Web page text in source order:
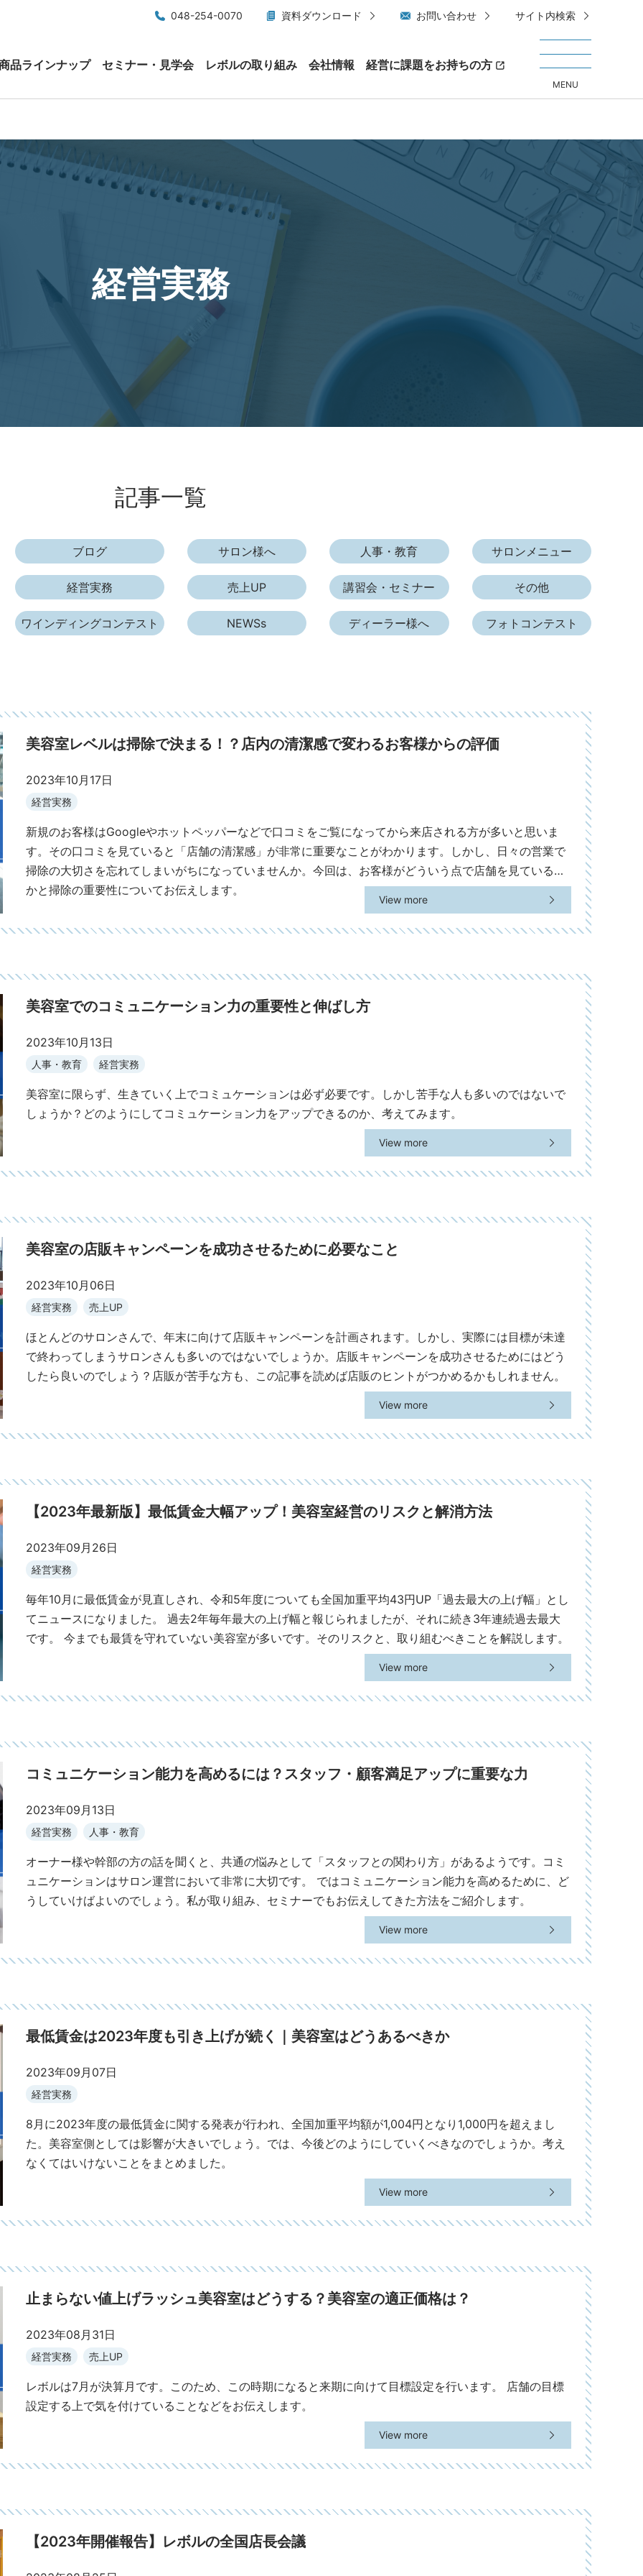
048-254-0070 資料ダウンロード お問い合わせ サイト内検索
品ラインナップ セミナー・見学会 レボルの取り組み 会社情報 経営に課題をお持ちの方
MENU
経営実務
記事一覧
ブログ サロン様へ 人事・教育 サロンメニュー
経営実務 売上UP 講習会・セミナー その他
ワインディングコンテスト NEWSs ディーラー様へ フォトコンテスト
美容室レベルは掃除で決まる！？店内の清潔感で変わるお客様からの評価
2023年10月17日
経営実務
新規のお客様はGoogleやホットペッパーなどで口コミをご覧になってから来店される方が多いと思いま
す。その口コミを見ていると「店舗の清潔感」が非常に重要なことがわかります。しかし、日々の営業で
掃除の大切さを忘れてしまいがちになっていませんか。今回は、お客様がどういう点で店舗を見ているの
かと掃除の重要性についてお伝えします。
View more
美容室でのコミュニケーション力の重要性と伸ばし方
2023年10月13日
人事・教育 経営実務
美容室に限らず、生きていく上でコミュケーションは必ず必要です。しかし苦手な人も多いのではないで
しょうか？どのようにしてコミュケーション力をアップできるのか、考えてみます。
View more
美容室の店販キャンペーンを成功させるために必要なこと
2023年10月06日
経営実務 売上UP
ほとんどのサロンさんで、年末に向けて店販キャンペーンを計画されます。しかし、実際には目標が未達
で終わってしまうサロンさんも多いのではないでしょうか。店販キャンペーンを成功させるためにはどう
したら良いのでしょう？店販が苦手な方も、この記事を読めば店販のヒントがつかめるかもしれません。
View more
【2023年最新版】最低賃金大幅アップ！美容室経営のリスクと解消方法
2023年09月26日
経営実務
毎年10月に最低賃金が見直しされ、令和5年度についても全国加重平均43円UP「過去最大の上げ幅」とし
てニュースになりました。 過去2年毎年最大の上げ幅と報じられましたが、それに続き3年連続過去最大
です。 今までも最賃を守れていない美容室が多いです。そのリスクと、取り組むべきことを解説します。
View more
コミュニケーション能力を高めるには？スタッフ・顧客満足アップに重要な力
2023年09月13日
経営実務 人事・教育
オーナー様や幹部の方の話を聞くと、共通の悩みとして「スタッフとの関わり方」があるようです。コミ
ュニケーションはサロン運営において非常に大切です。 ではコミュニケーション能力を高めるために、ど
うしていけばよいのでしょう。私が取り組み、セミナーでもお伝えしてきた方法をご紹介します。
View more
最低賃金は2023年度も引き上げが続く｜美容室はどうあるべきか
2023年09月07日
経営実務
8月に2023年度の最低賃金に関する発表が行われ、全国加重平均額が1,004円となり1,000円を超えまし
た。美容室側としては影響が大きいでしょう。では、今後どのようにしていくべきなのでしょうか。考え
なくてはいけないことをまとめました。
View more
止まらない値上げラッシュ美容室はどうする？美容室の適正価格は？
2023年08月31日
経営実務 売上UP
レボルは7月が決算月です。このため、この時期になると来期に向けて目標設定を行います。 店舗の目標
設定する上で気を付けていることなどをお伝えします。
View more
【2023年開催報告】レボルの全国店長会議